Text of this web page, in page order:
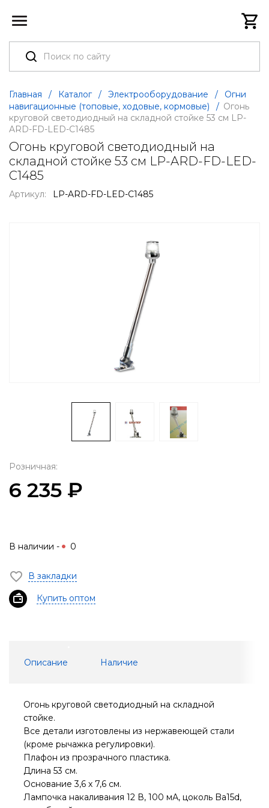
Главная / Каталог / Электрооборудование /
Огни
навигационные (топовые, ходовые, кормовые)
/ Огонь
круговой светодиодный на складной стойке 53 см LP-
ARD-FD-LED-C1485
Огонь круговой светодиодный на
складной стойке 53 см LP-ARD-FD-LED-
C1485
Артикул: LP-ARD-FD-LED-C1485
Розничная:
6 235 ₽
В наличии - 0
В закладки
Купить оптом
Описание Наличие
Огонь круговой светодиодный на складной
стойке.
Все детали изготовлены из нержавеющей стали
(кроме рычажка регулировки).
Плафон из прозрачного пластика.
Длина 53 см.
Основание 3,6 х 7,6 см.
Лампочка накаливания 12 В, 100 мА, цоколь Ba15d,